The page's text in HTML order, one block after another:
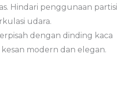
Hindari penggunaan partisi
udara.
dengan dinding kaca
modern dan elegan.